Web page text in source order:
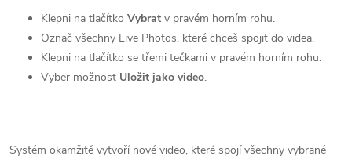
Klepni na tlačítko Vybrat v pravém horním rohu.
Označ všechny Live Photos, které chceš spojit do videa.
Klepni na tlačítko se třemi tečkami v pravém horním rohu.
Vyber možnost Uložit jako video.
Systém okamžitě vytvoří nové video, které spojí všechny vybrané